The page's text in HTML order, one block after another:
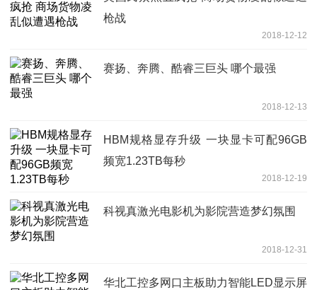
枪战
2018-12-12
赛扬、奔腾、酷睿三巨头 哪个最强
2018-12-13
HBM规格显存升级 一块显卡可配96GB
频宽1.23TB每秒
2018-12-19
科视真激光电影机为影院营造梦幻氛围
2018-12-31
华北工控多网口主板助力智能LED显示屏